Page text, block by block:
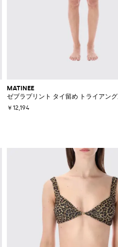
MATINEE
ゼブラプリント タイ留め トライアン
￥12,194